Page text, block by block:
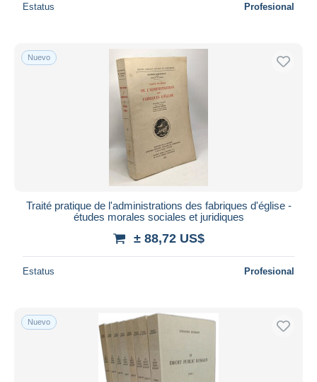
Estatus Profesional
Nuevo
Traité pratique de l'administrations des fabriques d'église -
études morales sociales et juridiques
± 88,72 US$
Estatus Profesional
Nuevo